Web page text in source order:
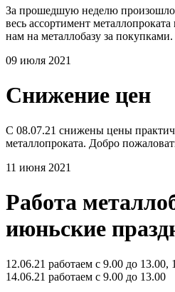
За прошедшую неделю
весь ассортимент
нам на металлобазу за покупками.
09 июля 2021
Снижение цен
С 08.07.21 снижены цены
металлопроката. Добро
11 июня 2021
Работа
июньские
12.06.21 работаем с 9.00 до
14.06.21 работаем с 9.00 до 13.00